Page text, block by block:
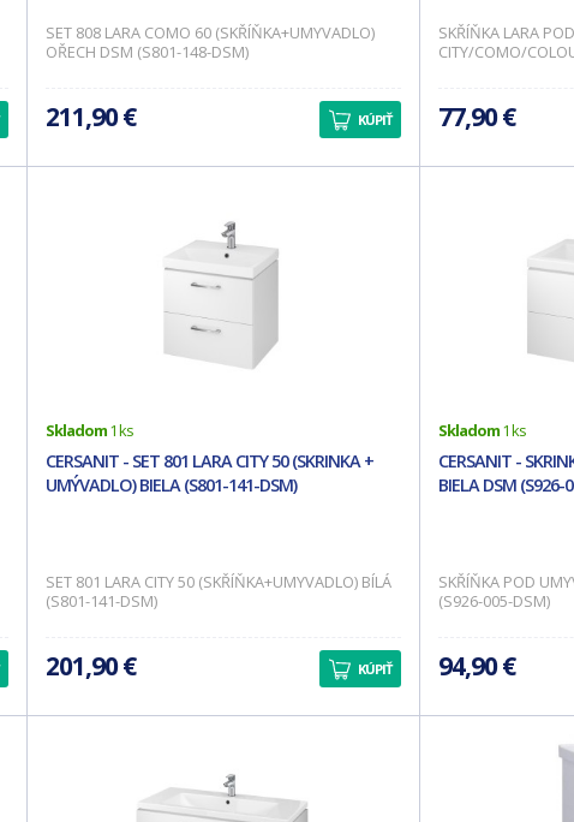
SET 808 LARA COMO 60 (SKŘÍŇKA+UMYVADLO)
OŘECH DSM (S801-148-DSM)
211,90 € KÚPIŤ
SKŘÍŇKA LARA
CITY/COMO/
77,90 €
Skladom1 ks
CERSANIT - SET 801 LARA CITY 50 (SKRINKA +
UMÝVADLO) BIELA (S801-141-DSM)
SET 801 LARA CITY 50 (SKŘÍŇKA+UMYVADLO) BÍLÁ
(S801-141-DSM)
201,90 € KÚPIŤ
Skladom1 ks
CERSANIT -
BIELA DSM (S926-
SKŘÍŇKA POD
(S926-005-DSM)
94,90 €